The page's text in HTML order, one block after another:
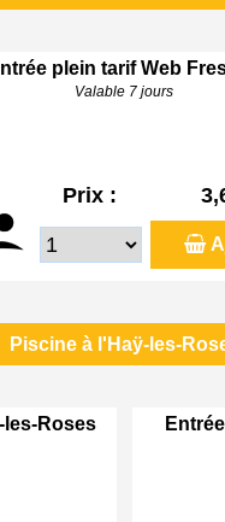
plein tarif Web
Valable 7 jours
Prix :
Piscine à l'Haÿ-les-
les-Roses